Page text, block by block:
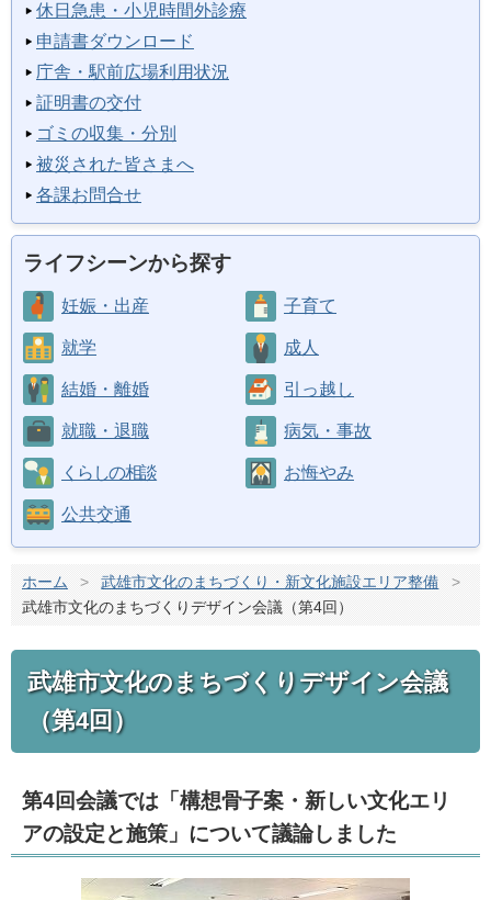
休日急患・小児時間外診療
申請書ダウンロード
庁舎・駅前広場利用状況
証明書の交付
ゴミの収集・分別
被災された皆さまへ
各課お問合せ
ライフシーンから探す
妊娠・出産 子育て
就学 成人
結婚・離婚 引っ越し
就職・退職 病気・事故
くらしの相談 お悔やみ
公共交通
ホーム > 武雄市文化のまちづくり・新文化施設エリア整備
>
武雄市文化のまちづくりデザイン会議（第4回）
武雄市文化のまちづくりデザイン会議
（第4回）
第4回会議では「構想骨子案・新しい文化エリ
アの設定と施策」について議論しました